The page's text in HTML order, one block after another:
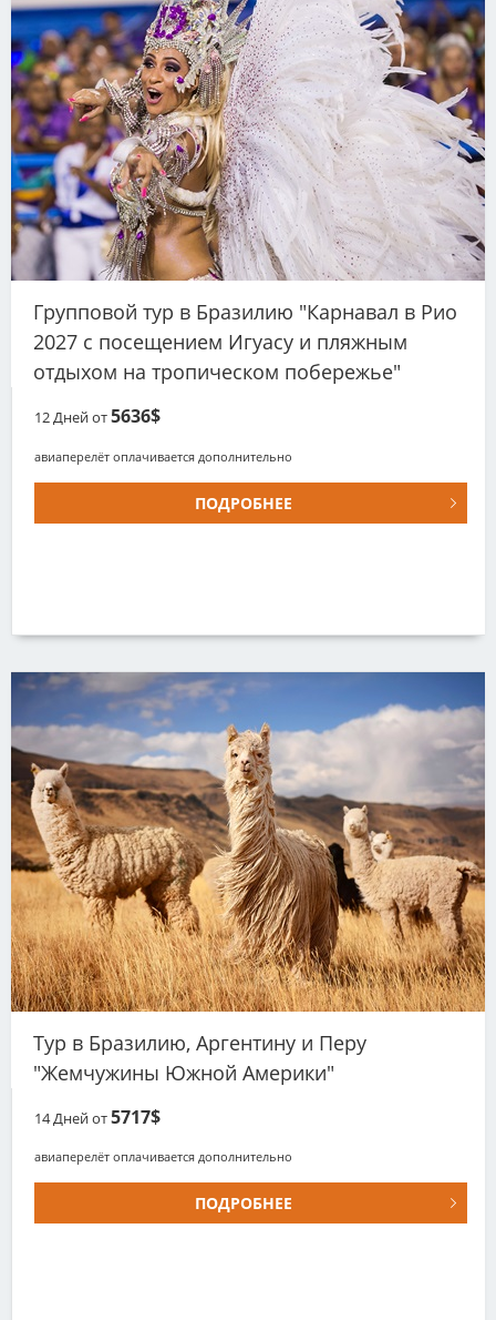
Групповой тур в Бразилию "Карнавал в Рио
2027 с посещением Игуасу и пляжным
отдыхом на тропическом побережье"
12Дней от5636$
авиаперелёт оплачивается дополнительно
ПОДРОБНЕЕ
Тур в Бразилию, Аргентину и Перу
"Жемчужины Южной Америки"
14 Дней от5717$
авиаперелёт оплачивается дополнительно
ПОДРОБНЕЕ